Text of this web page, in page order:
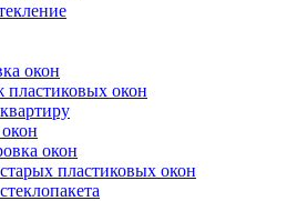
окон
окон
окон
пластиковых окон